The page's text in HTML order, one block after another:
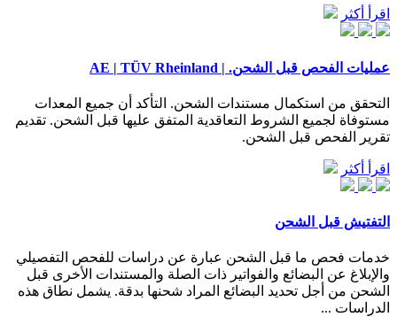
اقرأ أكثر
عمليات الفحص قبل الشحن. | AE | TÜV Rheinland
التحقق من استكمال مستندات الشحن. التأكد أن جميع المعدات
مستوفاة لجميع الشروط التعاقدية المتفق عليها قبل الشحن. تقديم
تقرير الفحص قبل الشحن.
اقرأ أكثر
التفتيش قبل الشحن
خدمات فحص ما قبل الشحن عبارة عن دراسات للفحص التفصيلي
والإبلاغ عن البضائع والفواتير ذات الصلة والمستندات الأخرى قبل
الشحن من أجل تحديد البضائع المراد شحنها بدقة. يشمل نطاق هذه
الدراسات ...